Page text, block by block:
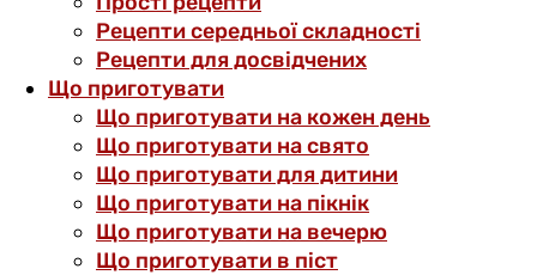
Рецепти середньої складності
Рецепти для досвідчених
Що приготувати
Що приготувати на кожен день
Що приготувати на свято
Що приготувати для дитини
Що приготувати на пікнік
Що приготувати на вечерю
Що приготувати в піст